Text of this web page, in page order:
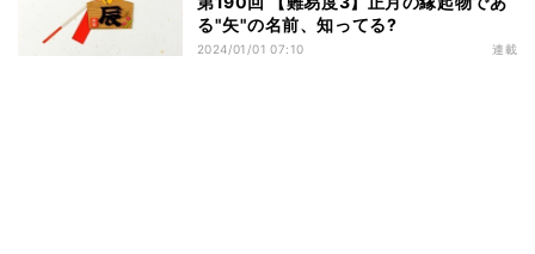
る"矢"の名前、知ってる?
2024/01/01 07:10 連載